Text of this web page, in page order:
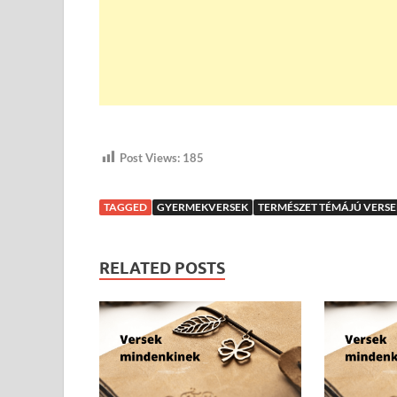
Post Views: 185
TAGGED GYERMEKVERSEK TERMÉSZET TÉMÁJÚ
RELATED POSTS